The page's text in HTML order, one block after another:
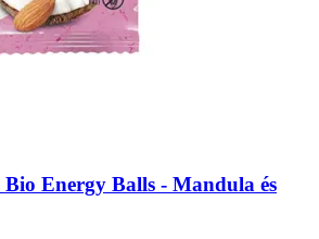
Bio Energy Balls -​ Mandula és